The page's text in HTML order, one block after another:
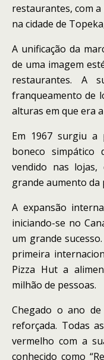
restaurantes, com
na cidade de
A unificação da
de uma imagem
restaurantes. A
franqueamento de
alturas em que era
Em 1967 surgiu a
boneco simpático
vendido nas
grande aumento da
A expansão
iniciando-se no
um grande
primeira
Pizza Hut a
milhão de pessoas.
Chegado o ano
reforçada. Todas
vermelho com a
conhecido como